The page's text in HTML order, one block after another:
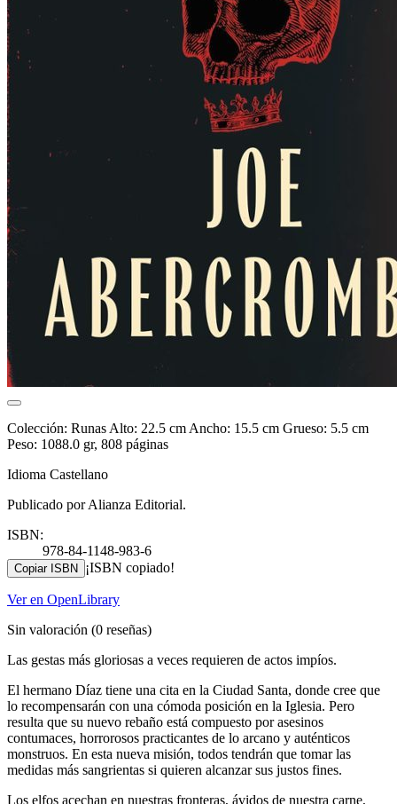
Colección: Runas Alto: 22.5 cm Ancho: 15.5 cm Grueso: 5.5 cm
Peso: 1088.0 gr, 808 páginas
Idioma Castellano
Publicado por Alianza Editorial.
ISBN:
978-84-1148-983-6
Copiar ISBN ¡ISBN copiado!
Ver en OpenLibrary
Sin valoración (0 reseñas)
Las gestas más gloriosas a veces requieren de actos impíos.
El hermano Díaz tiene una cita en la Ciudad Santa, donde cree que
lo recompensarán con una cómoda posición en la Iglesia. Pero
resulta que su nuevo rebaño está compuesto por asesinos
contumaces, horrorosos practicantes de lo arcano y auténticos
monstruos. En esta nueva misión, todos tendrán que tomar las
medidas más sangrientas si quieren alcanzar sus justos fines.
Los elfos acechan en nuestras fronteras, ávidos de nuestra carne,